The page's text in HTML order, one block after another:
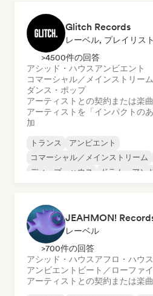
Glitch Records
レーベル, プレイリス
>4500件の回答
アシッド・ハウスアンビエント
コマーシャル／メインストリーム
ダンス・ポップ
アーティストとの契約または楽
アーティストを「インパクトの
加
トランス
アンビエント
コマーシャル／メインストリーム
ディープ・ハウス
ドラム・アン
JEAHMON!
レーベル
>700件の回答
アシッド・ハウスアフロ・ハウ
アンビエント ビート／ローファイ
アーティストとの契約または楽